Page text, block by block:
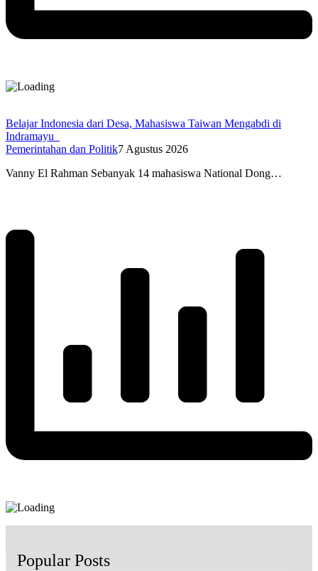
Belajar Indonesia dari Desa, Mahasiswa Taiwan Mengabdi di
Indramayu
Pemerintahan dan Politik7 Agustus 2026
Vanny El Rahman Sebanyak 14 mahasiswa National Dong…
Popular Posts